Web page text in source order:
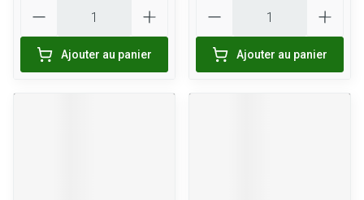
Ajouter au panier Ajouter au panier